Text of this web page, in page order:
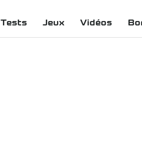
Tests Jeux Vidéos